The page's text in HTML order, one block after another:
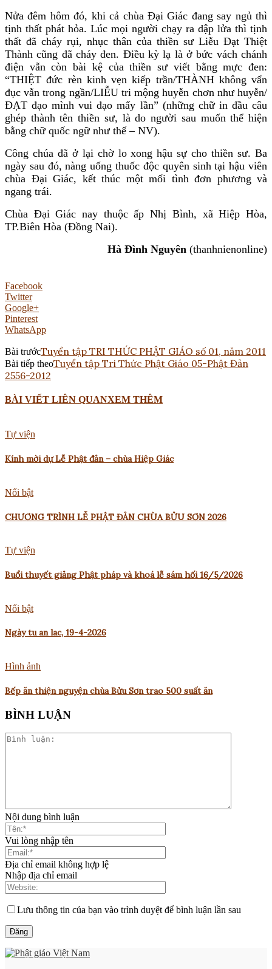
Nửa đêm hôm đó, khi cả chùa Đại Giác đang say ngủ thì
tịnh thất phát hỏa. Lúc mọi người chạy ra dập lửa thì tịnh
thất đã cháy rụi, nhục thân của thiền sư Liễu Đạt Thiệt
Thành cũng đã cháy đen. Điều kỳ lạ là ở bức vách chánh
điện vẫn còn bài kệ của thiền sư viết bằng mực đen:
“THIỆT đức rèn kinh vẹn kiếp trần/THÀNH không vẩn
đục vẫn trong ngần/LIỄU tri mộng huyễn chơn như huyễn/
ĐẠT đạo mình vui đạo mấy lần” (những chữ in đầu câu
ghép thành tên thiền sư, là do người sau muốn thể hiện
bằng chữ quốc ngữ như thế – NV).
Công chúa đã ở lại chờ lo xong hậu sự cho thiền sư. Ba
ngày sau đó, nàng uống thuốc độc quyên sinh tại hậu viên
chùa Đại Giác, kết thúc một mối tình đơn phương và
ngang trái.
Chùa Đại Giác nay thuộc ấp Nhị Bình, xã Hiệp Hòa,
TP.Biên Hòa (Đồng Nai).
Hà Đình Nguyên (thanhnienonline)
Facebook
Twitter
Google+
Pinterest
WhatsApp
Bài trướcTuyển tập TRI THỨC PHẬT GIÁO số 01, năm 2011
Bài tiếp theoTuyển tập Tri Thức Phật Giáo 05-Phật Đản
2556-2012
BÀI VIẾT LIÊN QUANXEM THÊM
Tự viện
Kính mời dự Lễ Phật đản – chùa Hiệp Giác
Nổi bật
CHƯƠNG TRÌNH LỄ PHẬT ĐẢN CHÙA BỬU SƠN 2026
Tự viện
Buổi thuyết giảng Phật pháp và khoá lễ sám hối 16/5/2026
Nổi bật
Ngày tu an lac, 19-4-2026
Hình ảnh
Bếp ăn thiện nguyện chùa Bửu Sơn trao 500 suất ăn
BÌNH LUẬN
Nội dung bình luận
Vui lòng nhập tên
Địa chỉ email không hợp lệ
Nhập địa chỉ email
Lưu thông tin của bạn vào trình duyệt để bình luận lần sau